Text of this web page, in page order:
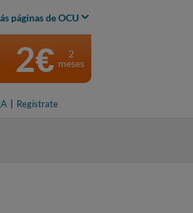
páginas de OCU
Regístrate
2€
2
meses